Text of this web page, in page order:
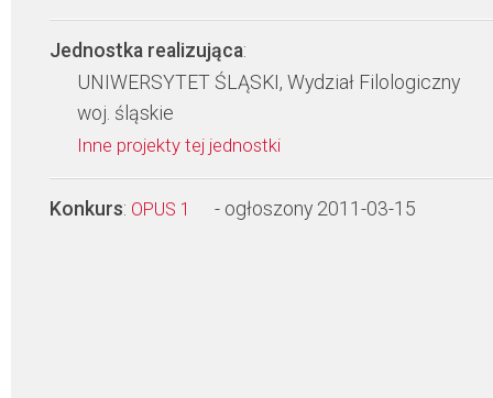
Jednostka realizująca:
UNIWERSYTET ŚLĄSKI, Wydział Filologiczny
woj. śląskie
Inne projekty tej jednostki
Konkurs: OPUS 1 - ogłoszony 2011-03-15